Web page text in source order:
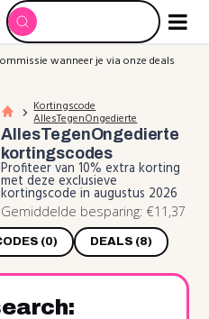
wanneer je via onze deals
Kortingscode
AllesTegenOngedierte
AllesTegenOngedierte
kortingscodes
Profiteer van 10% extra korting
met deze exclusieve
kortingscode in augustus 2026
Gemiddelde besparing: €11,37
(0) DEALS (8)